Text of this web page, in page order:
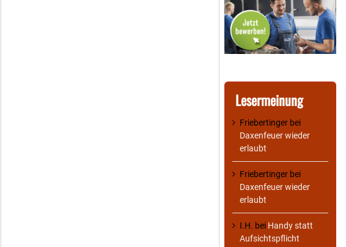
Lesermeinung
Friebertinger bei
Daxenfeuer wieder
erlaubt
Friebertinger bei
Daxenfeuer wieder
erlaubt
I.H. bei Handy statt
Aufsichtspflicht